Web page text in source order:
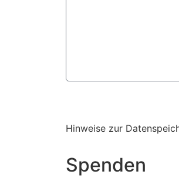
Hinweise zur
Spenden